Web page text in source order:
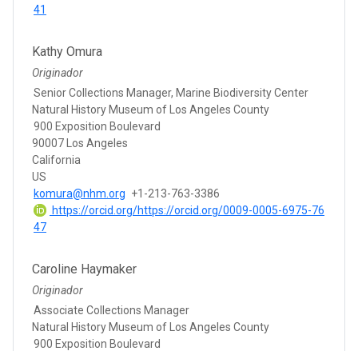
41
Kathy Omura
Originador
Senior Collections Manager, Marine Biodiversity Center
Natural History Museum of Los Angeles County
900 Exposition Boulevard
90007 Los Angeles
California
US
komura@nhm.org +1-213-763-3386
https://orcid.org/https://orcid.org/0009-0005-6975-76
47
Caroline Haymaker
Originador
Associate Collections Manager
Natural History Museum of Los Angeles County
900 Exposition Boulevard